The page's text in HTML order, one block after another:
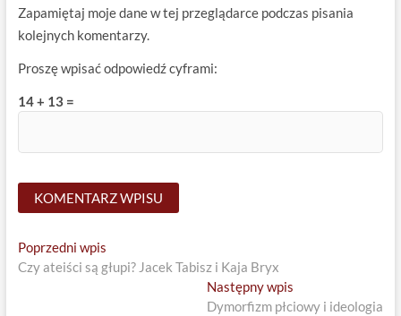
Zapamiętaj moje dane w tej przeglądarce podczas pisania
kolejnych komentarzy.
Proszę wpisać odpowiedź cyframi:
14 + 13 =
Nawigacja
wpisu
Poprzedni wpisPrevious
post:
Czy ateiści są głupi? Jacek Tabisz i Kaja Bryx
Następny wpis
post:
Dymorfizm płciowy i ideologia